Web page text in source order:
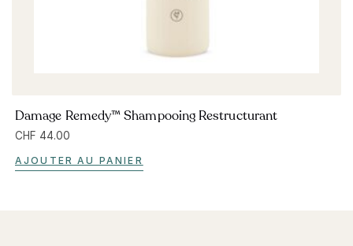
Damage Remedy™ Shampooing Restructurant
CHF 44.00
AJOUTER AU PANIER